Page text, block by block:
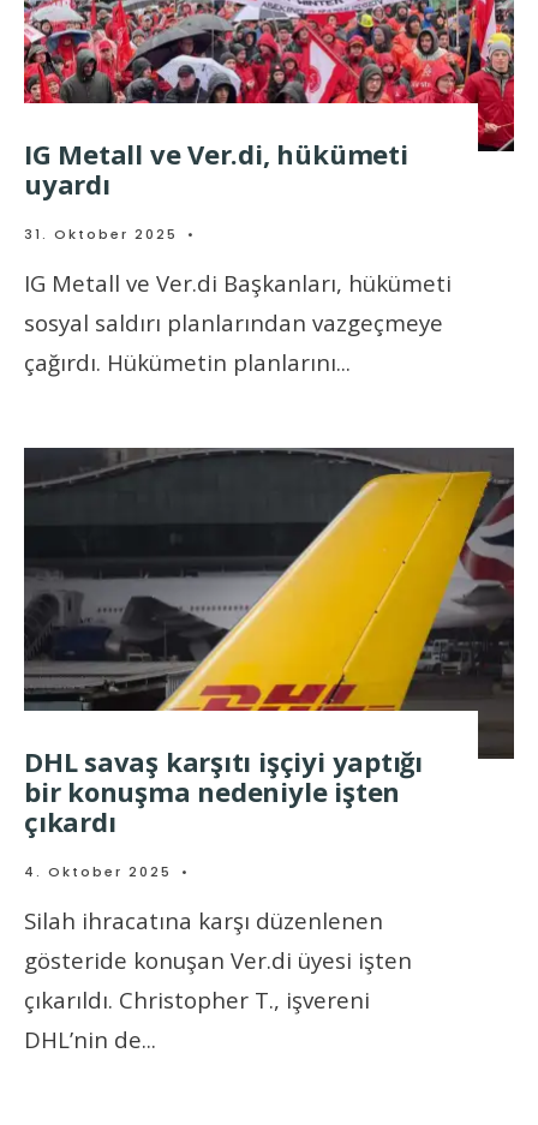
IG Metall ve Ver.di, hükümeti
uyardı
31. Oktober 2025 •
IG Metall ve Ver.di Başkanları, hükümeti
sosyal saldırı planlarından vazgeçmeye
çağırdı. Hükümetin planlarını...
DHL savaş karşıtı işçiyi yaptığı
bir konuşma nedeniyle işten
çıkardı
4. Oktober 2025 •
Silah ihracatına karşı düzenlenen
gösteride konuşan Ver.di üyesi işten
çıkarıldı. Christopher T., işvereni
DHL’nin de...